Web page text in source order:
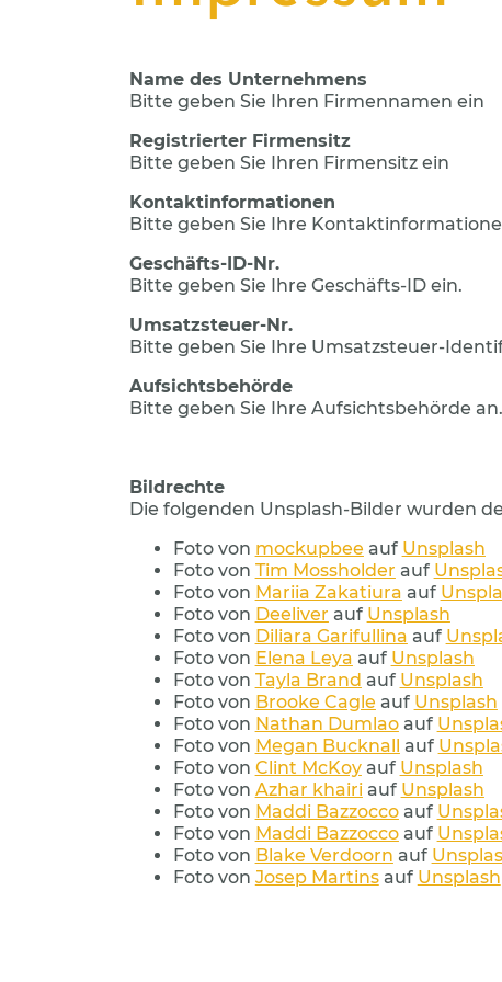
Name des Unternehmens
Bitte geben Sie Ihren Firmennamen ein
Registrierter Firmensitz
Bitte geben Sie Ihren Firmensitz ein
Kontaktinformationen
Bitte geben Sie Ihre
Geschäfts-ID-Nr.
Bitte geben Sie Ihre Geschäfts-ID ein.
Umsatzsteuer-Nr.
Bitte geben Sie Ihre Umsatzsteuer-
Aufsichtsbehörde
Bitte geben Sie Ihre Aufsichtsbehörde an.
Bildrechte
Die folgenden Unsplash-Bilder wurden
Foto von mockupbee auf Unsplash
Foto von Tim Mossholder auf
Foto von Mariia Zakatiura auf
Foto von Deeliver auf Unsplash
Foto von Diliara Garifullina auf
Foto von Elena Leya auf Unsplash
Foto von Tayla Brand auf Unsplash
Foto von Brooke Cagle auf Unsplash
Foto von Nathan Dumlaoauf
Foto von Megan Bucknall auf
Foto von Clint McKoyauf Unsplash
Foto von Azhar khairiauf Unsplash
Foto von Maddi Bazzoccoauf
Foto von Maddi Bazzoccoauf
Foto von Blake Verdoorn auf
Foto von Josep Martinsauf Unsplash